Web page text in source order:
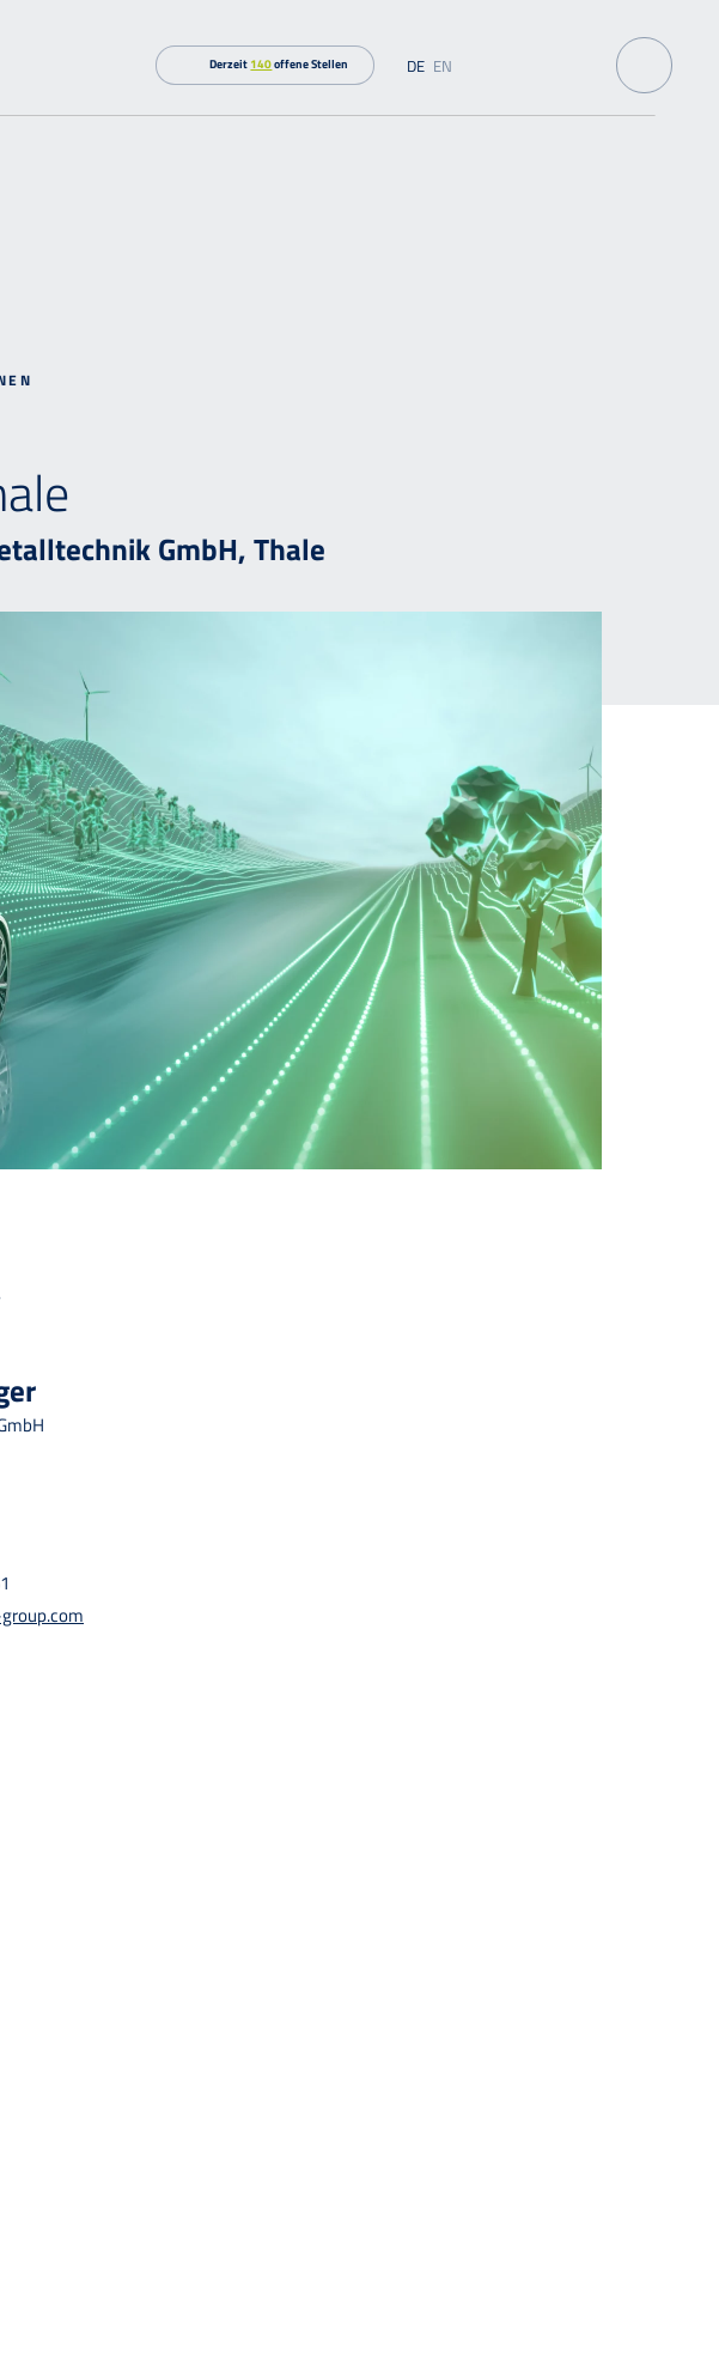
Derzeit 140offene Stellen DE EN
GmbH, Thale